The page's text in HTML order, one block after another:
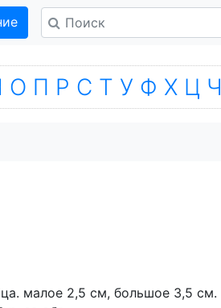
малое 2,5 см, большое 3,5 см.
О П Р С Т У Ф Х Ц Ч